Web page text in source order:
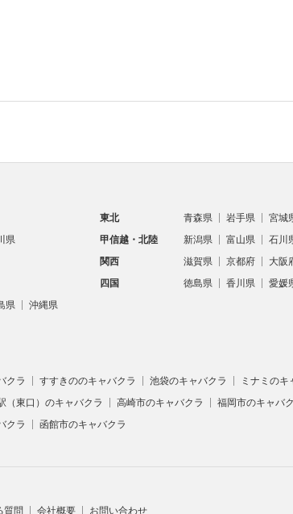
東北 青森県 岩手県 宮城
県 甲信越・北陸 新潟県 富山県 石川
関西 滋賀県 京都府 大阪
四国 徳島県 香川県 愛媛
県 沖縄県
クラ すすきののキャバクラ 池袋のキャバクラ ミナミのキ
（東口）のキャバクラ 高崎市のキャバクラ 福岡市のキャバ
クラ 函館市のキャバクラ
質問 会社概要 お問い合わせ